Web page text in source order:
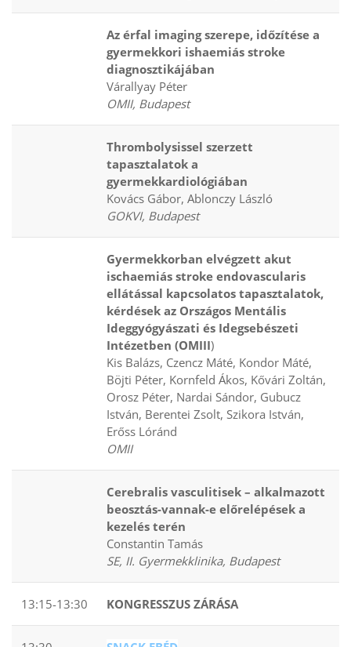
Az érfal imaging szerepe, időzítése a
gyermekkori ishaemiás stroke
diagnosztikájában
Várallyay Péter
OMII, Budapest
Thrombolysissel szerzett
tapasztalatok a
gyermekkardiológiában
Kovács Gábor, Ablonczy László
GOKVI, Budapest
Gyermekkorban elvégzett akut
ischaemiás stroke endovascularis
ellátással kapcsolatos tapasztalatok,
kérdések az Országos Mentális
Ideggyógyászati és Idegsebészeti
Intézetben (OMIII)
Kis Balázs, Czencz Máté, Kondor Máté,
Böjti Péter, Kornfeld Ákos, Kővári Zoltán,
Orosz Péter, Nardai Sándor, Gubucz
István, Berentei Zsolt, Szikora István,
Erőss Lóránd
OMII
Cerebralis vasculitisek – alkalmazott
beosztás-vannak-e előrelépések a
kezelés terén
Constantin Tamás
SE, II. Gyermekklinika, Budapest
13:15-13:30 KONGRESSZUS ZÁRÁSA